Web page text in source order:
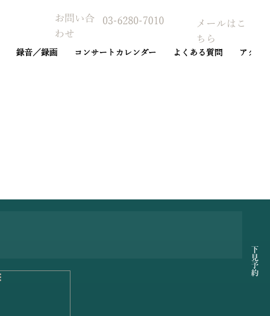
お問い合
わせ
03-6280-7010
メールはこ
ちら
録音／録画 コンサートカレンダー よくある質問 アクセ
下見予約